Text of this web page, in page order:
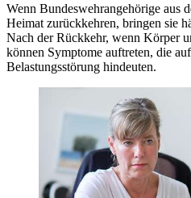
Wenn Bundeswehrangehörige aus
Heimat zurückkehren, bringen sie
Nach der Rückkehr, wenn Körper
können Symptome auftreten, die
Belastungsstörung hindeuten.